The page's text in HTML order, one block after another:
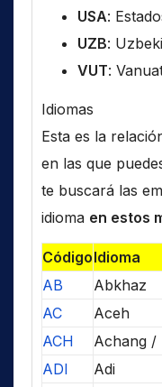
USA:
UZB:
VUT:
Idiomas
Esta es la
en las que
te buscará las
idioma en estos
CódigoIdioma
AB
Abkhaz
AC
Aceh
ACH
Achang /
ADI
Adi